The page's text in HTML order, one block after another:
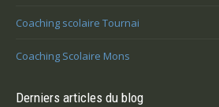
Coaching scolaire Tournai
Coaching Scolaire Mons
Derniers articles du blog